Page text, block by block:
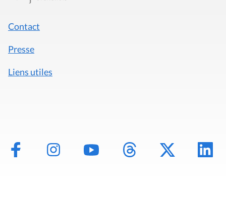
Contact
Presse
Liens utiles